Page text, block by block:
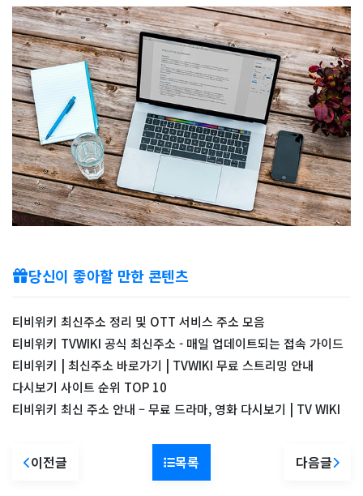
당신이 좋아할 만한 콘텐츠
티비위키 최신주소 정리 및 OTT 서비스 주소 모음
티비위키 TVWIKI 공식 최신주소 - 매일 업데이트되는 접속 가이드
티비위키 | 최신주소 바로가기 | TVWIKI 무료 스트리밍 안내
다시보기 사이트 순위 TOP 10
티비위키 최신 주소 안내 – 무료 드라마, 영화 다시보기 | TV WIKI
이전글 목록 다음글